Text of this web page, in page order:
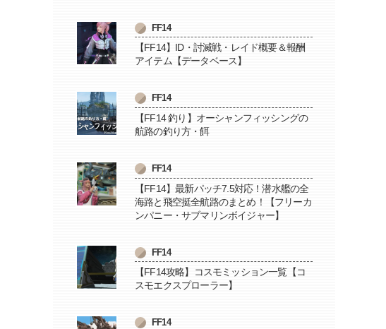
FF14
【FF14】ID・討滅戦・レイド概要＆報酬
アイテム【データベース】
FF14
【FF14 釣り】オーシャンフィッシングの
航路の釣り方・餌
FF14
【FF14】最新パッチ7.5対応！潜水艦の全
海路と飛空挺全航路のまとめ！【フリーカ
ンパニー・サブマリンボイジャー】
FF14
【FF14攻略】コスモミッション一覧【コ
スモエクスプローラー】
FF14